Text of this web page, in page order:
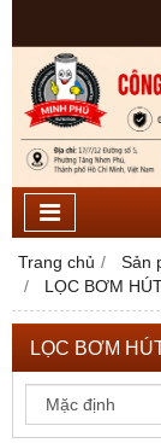
Trang chủ Sản
LỌC BƠM
LỌC BƠM